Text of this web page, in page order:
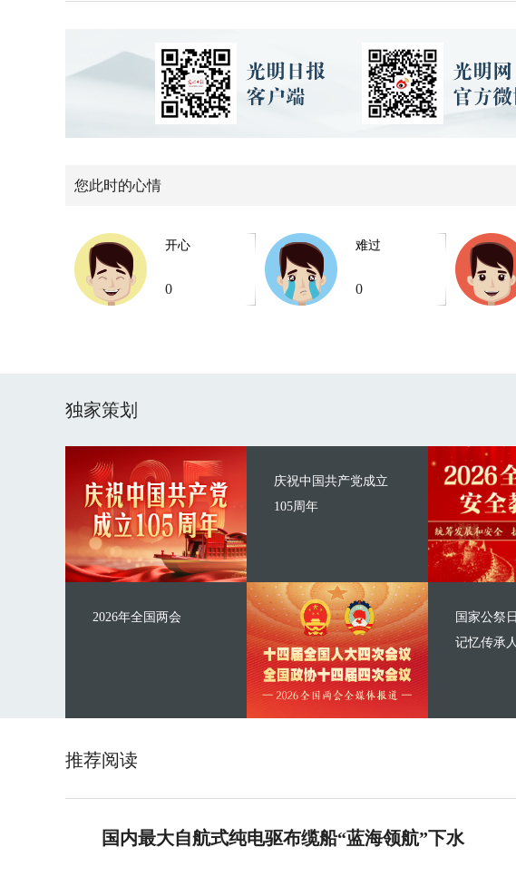
您此时的心情
开心
0
难过
0
独家策划
庆祝中国共产党成立
105周年
2026年全国两会
国家公祭
记忆传承人
推荐阅读
国内最大自航式纯电驱布缆船“蓝海领航”下水